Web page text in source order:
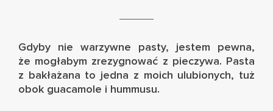
Gdyby nie warzywne pasty, jestem pewna,
że mogłabym zrezygnować z pieczywa. Pasta
z bakłażana to jedna z moich ulubionych, tuż
obok guacamole i hummusu.